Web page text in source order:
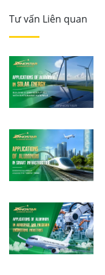
Tư vấn Liên quan